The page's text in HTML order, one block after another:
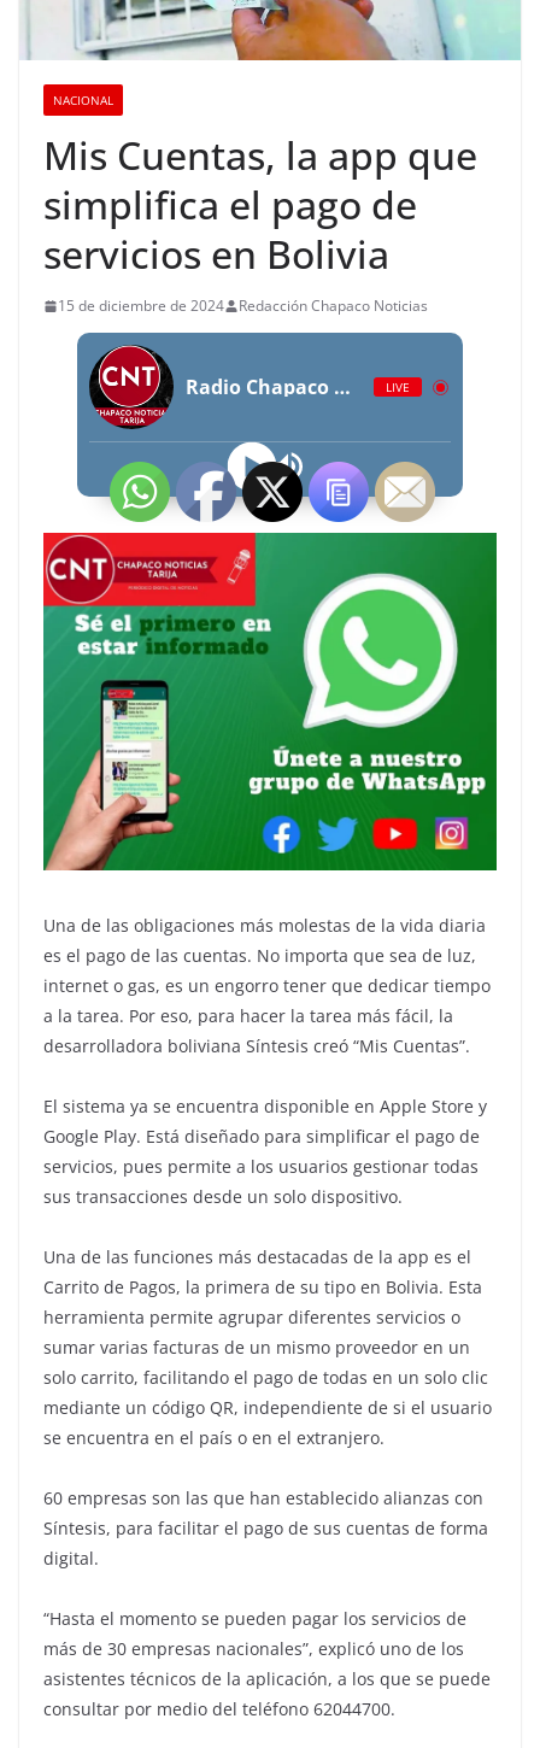
NACIONAL
Mis Cuentas, la app que
simplifica el pago de
servicios en Bolivia
15 de diciembre de 2024 Redacción Chapaco Noticias
Radio Chapaco Noticias Las 24 horas en vivo LIVE
Una de las obligaciones más molestas de la vida diaria
es el pago de las cuentas. No importa que sea de luz,
internet o gas, es un engorro tener que dedicar tiempo
a la tarea. Por eso, para hacer la tarea más fácil, la
desarrolladora boliviana Síntesis creó “Mis Cuentas”.
El sistema ya se encuentra disponible en Apple Store y
Google Play. Está diseñado para simplificar el pago de
servicios, pues permite a los usuarios gestionar todas
sus transacciones desde un solo dispositivo.
Una de las funciones más destacadas de la app es el
Carrito de Pagos, la primera de su tipo en Bolivia. Esta
herramienta permite agrupar diferentes servicios o
sumar varias facturas de un mismo proveedor en un
solo carrito, facilitando el pago de todas en un solo clic
mediante un código QR, independiente de si el usuario
se encuentra en el país o en el extranjero.
60 empresas son las que han establecido alianzas con
Síntesis, para facilitar el pago de sus cuentas de forma
digital.
“Hasta el momento se pueden pagar los servicios de
más de 30 empresas nacionales”, explicó uno de los
asistentes técnicos de la aplicación, a los que se puede
consultar por medio del teléfono 62044700.